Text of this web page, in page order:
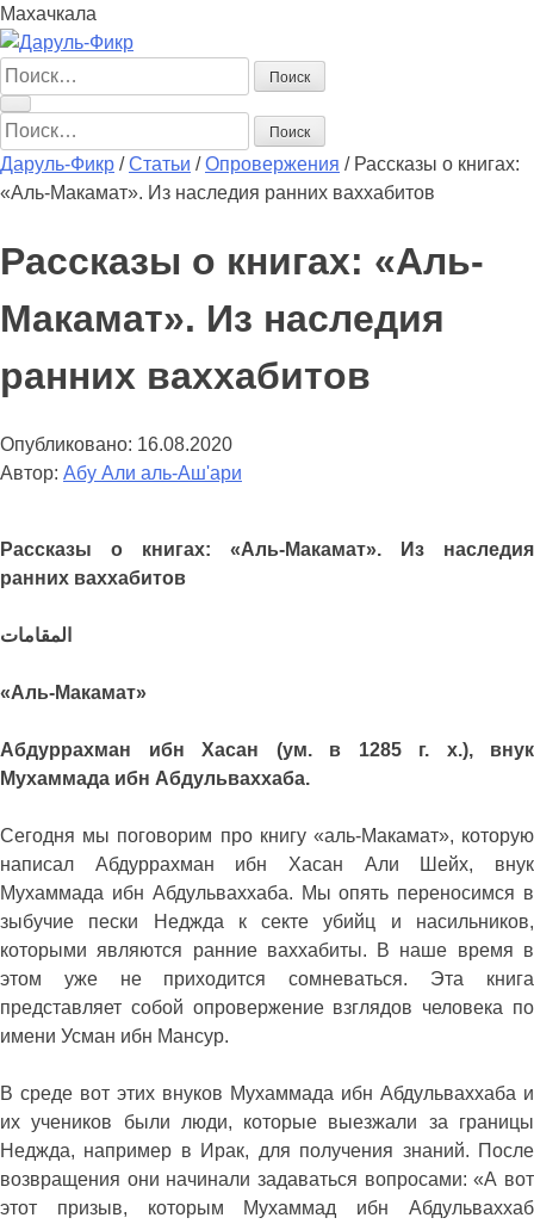
Махачкала
Найти:
Найти:
Даруль-Фикр /Статьи /Опровержения / Рассказы о книгах:
«Аль-Макамат». Из наследия ранних ваххабитов
Рассказы о книгах: «Аль-
Макамат». Из наследия
ранних ваххабитов
Опубликовано: 16.08.2020
Автор: Абу Али аль-Аш'ари
Рассказы о книгах: «Аль-Макамат». Из наследия
ранних ваххабитов
المقامات
«Аль-Макамат»
Абдуррахман ибн Хасан (ум. в 1285 г. х.), внук
Мухаммада ибн Абдульваххаба.
Сегодня мы поговорим про книгу «аль-Макамат», которую
написал Абдуррахман ибн Хасан Али Шейх, внук
Мухаммада ибн Абдульваххаба. Мы опять переносимся в
зыбучие пески Неджда к секте убийц и насильников,
которыми являются ранние ваххабиты. В наше время в
этом уже не приходится сомневаться. Эта книга
представляет собой опровержение взглядов человека по
имени Усман ибн Мансур.
В среде вот этих внуков Мухаммада ибн Абдульваххаба и
их учеников были люди, которые выезжали за границы
Неджда, например в Ирак, для получения знаний. После
возвращения они начинали задаваться вопросами: «А вот
этот призыв, которым Мухаммад ибн Абдульваххаб